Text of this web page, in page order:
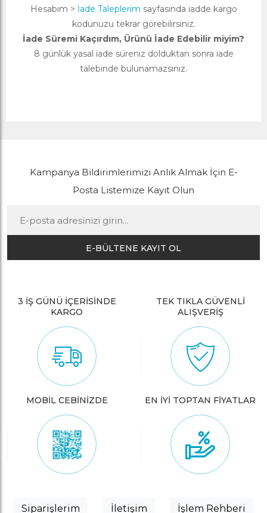
Hesabım > İade Taleplerim sayfasında iadde kargo
kodunuzu tekrar görebilirsiniz.
İade Süremi Kaçırdım, Ürünü İade Edebilir miyim?
8 günlük yasal iade süreniz dolduktan sonra iade
talebinde bulunamazsınız.
Kampanya Bildirimlerimizi Anlık Almak İçin E-
Posta Listemize Kayıt Olun
E-BÜLTENE KAYIT OL
3 İŞ GÜNÜ İÇERİSİNDE
KARGO
TEK TIKLA GÜVENLİ
ALIŞVERİŞ
MOBİL CEBİNİZDE EN İYİ TOPTAN FİYATLAR
Siparişlerim İletişim İşlem Rehberi